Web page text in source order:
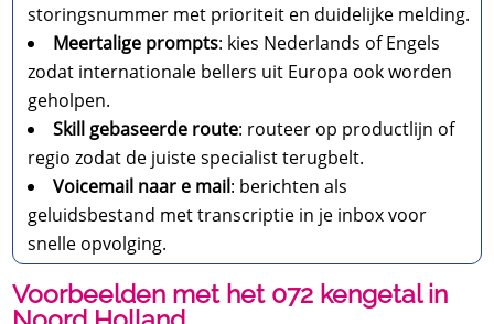
storingsnummer met prioriteit en duidelijke melding.
Meertalige prompts: kies Nederlands of Engels
zodat internationale bellers uit Europa ook worden
geholpen.
Skill gebaseerde route: routeer op productlijn of
regio zodat de juiste specialist terugbelt.
Voicemail naar e mail: berichten als
geluidsbestand met transcriptie in je inbox voor
snelle opvolging.
Voorbeelden met het 072 kengetal in